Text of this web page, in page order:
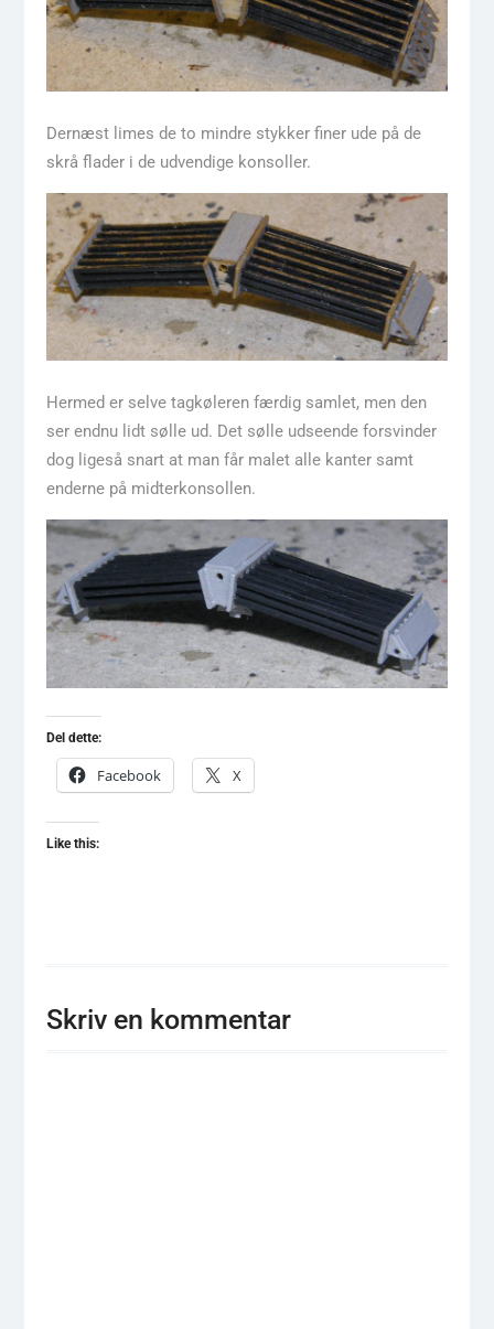
Dernæst limes de to mindre stykker finer ude på de
skrå flader i de udvendige konsoller.
Hermed er selve tagkøleren færdig samlet, men den
ser endnu lidt sølle ud. Det sølle udseende forsvinder
dog ligeså snart at man får malet alle kanter samt
enderne på midterkonsollen.
Del dette:
Facebook X
Like this:
Skriv en kommentar